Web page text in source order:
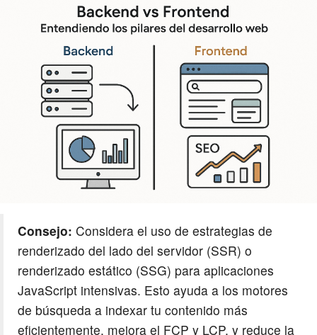
Consejo: Considera el uso de estrategias de
renderizado del lado del servidor (SSR) o
renderizado estático (SSG) para aplicaciones
JavaScript intensivas. Esto ayuda a los motores
de búsqueda a indexar tu contenido más
eficientemente, mejora el FCP y LCP, y reduce la